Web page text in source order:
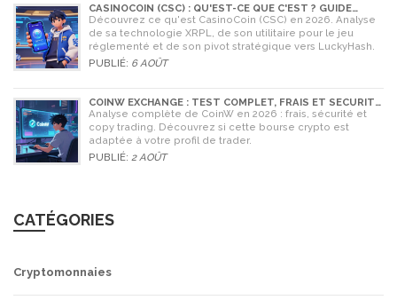
CASINOCOIN (CSC) : QU'EST-CE QUE C'EST ? GUIDE
COMPLET, TOKENOMICS ET AVENIR EN 2026
Découvrez ce qu'est CasinoCoin (CSC) en 2026. Analyse
de sa technologie XRPL, de son utilitaire pour le jeu
réglementé et de son pivot stratégique vers LuckyHash.
PUBLIÉ: 6 AOÛT
COINW EXCHANGE : TEST COMPLET, FRAIS ET SÉCURITÉ
EN 2026
Analyse complète de CoinW en 2026 : frais, sécurité et
copy trading. Découvrez si cette bourse crypto est
adaptée à votre profil de trader.
PUBLIÉ: 2 AOÛT
CATÉGORIES
Cryptomonnaies